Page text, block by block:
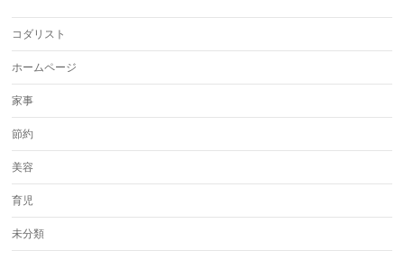
コダリスト
ホームページ
家事
節約
美容
育児
未分類